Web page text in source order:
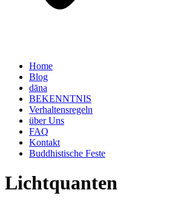
Home
Blog
dāna
BEKENNTNIS
Verhaltensregeln
über Uns
FAQ
Kontakt
Buddhistische Feste
Lichtquanten